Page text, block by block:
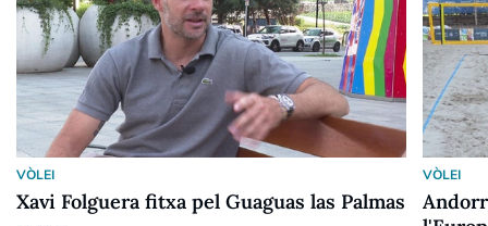
VÒLEI
Xavi Folguera fitxa pel Guaguas las Palmas
VÒLEI